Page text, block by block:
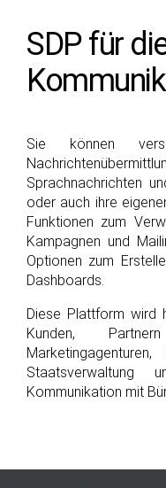
SDP für
Sie können
Sprachnachrichten
oder auch ihre
Funktionen zum
Kampagnen und
Optionen zum
Dashboards.
Diese Plattform wird
Kunden,
Staatsverwaltung
Kommunikation mit